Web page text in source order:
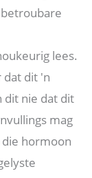
lees.
dit 'n
dit nie dat dit
mag
hormoon